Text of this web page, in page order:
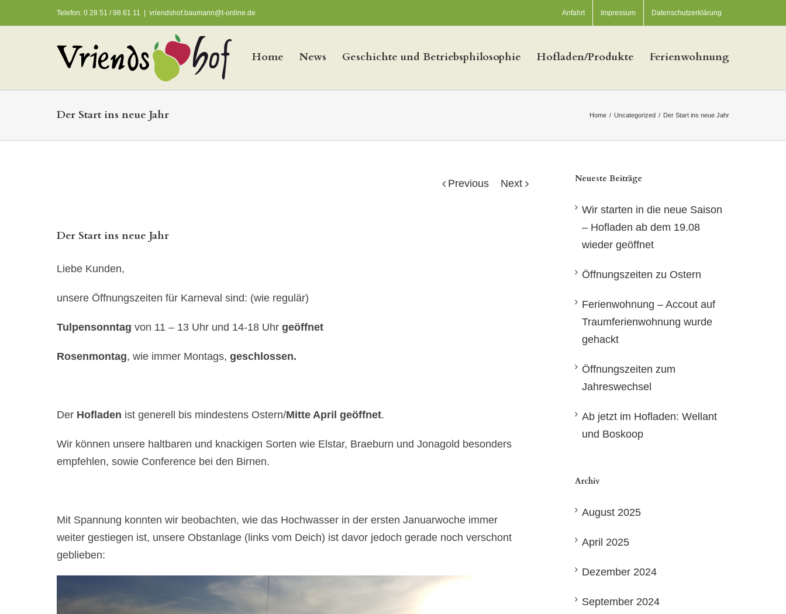
Telefon: 0 28 51 / 98 61 11 vriendshof.baumann@t-online.de Anfahrt Impressum Datenschutzerklärung
Home News Geschichte und Betriebsphilosophie Hofladen/Produkte Ferienwohnung
Der Start ins neue Jahr Home / Uncategorized / Der Start ins neue Jahr
Previous Next
Der Start ins neue Jahr
Liebe Kunden,
unsere Öffnungszeiten für Karneval sind: (wie regulär)
Tulpensonntag von 11 – 13 Uhr und 14-18 Uhr geöffnet
Rosenmontag, wie immer Montags, geschlossen.
Der Hofladen ist generell bis mindestens Ostern/Mitte April geöffnet.
Wir können unsere haltbaren und knackigen Sorten wie Elstar, Braeburn und Jonagold besonders
empfehlen, sowie Conference bei den Birnen.
Mit Spannung konnten wir beobachten, wie das Hochwasser in der ersten Januarwoche immer
weiter gestiegen ist, unsere Obstanlage (links vom Deich) ist davor jedoch gerade noch verschont
geblieben:
Neueste Beiträge
Wir starten in die neue Saison
– Hofladen ab dem 19.08
wieder geöffnet
Öffnungszeiten zu Ostern
Ferienwohnung – Accout auf
Traumferienwohnung wurde
gehackt
Öffnungszeiten zum
Jahreswechsel
Ab jetzt im Hofladen: Wellant
und Boskoop
Archiv
August 2025
April 2025
Dezember 2024
September 2024